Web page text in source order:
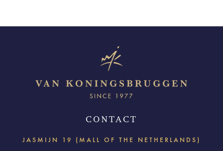
CONTACT
JASMIJN 19 (MALL OF THE NETHERLANDS)